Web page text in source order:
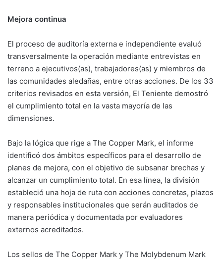
Mejora continua
El proceso de auditoría externa e independiente evaluó
transversalmente la operación mediante entrevistas en
terreno a ejecutivos(as), trabajadores(as) y miembros de
las comunidades aledañas, entre otras acciones. De los 33
criterios revisados en esta versión, El Teniente demostró
el cumplimiento total en la vasta mayoría de las
dimensiones.
Bajo la lógica que rige a The Copper Mark, el informe
identificó dos ámbitos específicos para el desarrollo de
planes de mejora, con el objetivo de subsanar brechas y
alcanzar un cumplimiento total. En esa línea, la división
estableció una hoja de ruta con acciones concretas, plazos
y responsables institucionales que serán auditados de
manera periódica y documentada por evaluadores
externos acreditados.
Los sellos de The Copper Mark y The Molybdenum Mark